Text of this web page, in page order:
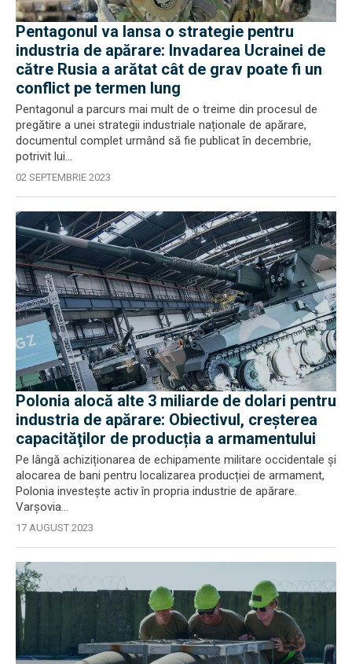
Pentagonul va lansa o strategie pentru
industria de apărare: Invadarea Ucrainei de
către Rusia a arătat cât de grav poate fi un
conflict pe termen lung
Pentagonul a parcurs mai mult de o treime din procesul de
pregătire a unei strategii industriale naționale de apărare,
documentul complet urmând să fie publicat în decembrie,
potrivit lui...
02 SEPTEMBRIE 2023
Polonia alocă alte 3 miliarde de dolari pentru
industria de apărare: Obiectivul, creşterea
capacităţilor de producția a armamentului
Pe lângă achiziționarea de echipamente militare occidentale și
alocarea de bani pentru localizarea producției de armament,
Polonia investește activ în propria industrie de apărare.
Varșovia...
17 AUGUST 2023